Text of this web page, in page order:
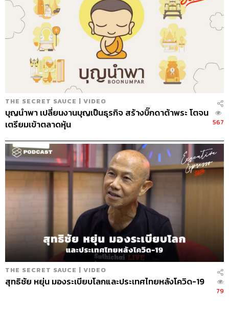
THE SECRET SAUCE | VIDEO
บุญนำพา เปลี่ยนงานบุญเป็นธุรกิจ สร้างบิ๊กดาต้าพระ โตจน
เตรียมเข้าตลาดหุ้น
567
THE SECRET SAUCE | VIDEO
สุทธิชัย หยุ่น มองระเบียบโลกและประเทศไทยหลังโควิด-19
79